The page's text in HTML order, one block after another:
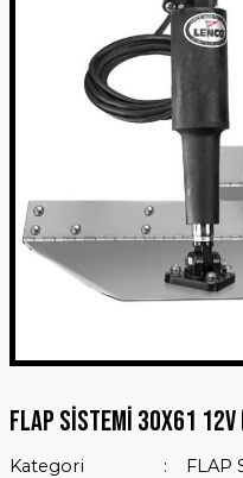
Flap Sistemi 30x61
Kategori
FLAP